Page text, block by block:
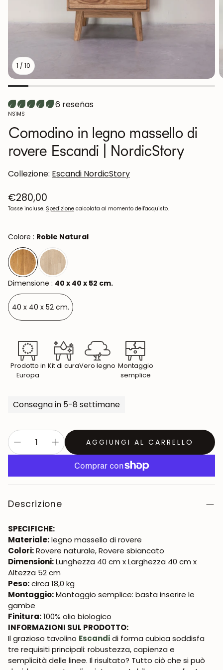
1 / 10
6 reseñas
SKU:
NS1MS
Comodino in legno massello di
rovere Escandi | NordicStory
Collezione: Escandi NordicStory
Prezzo
normale
€280,00
Tasse incluse. Spedizione calcolata al momento dell'acquisto.
Colore : Roble Natural
Dimensione : 40 x 40 x 52 cm.
40 x 40 x 52 cm.
Prodotto in
Europa
Kit di curaVero legno Montaggio
semplice
Consegna in 5-8 settimane
AGGIUNGI AL CARRELLO
Descrizione
SPECIFICHE:
Materiale:legno massello di rovere
Colori:Rovere naturale, Rovere sbiancato
Dimensioni:Lunghezza 40 cm x Larghezza 40 cm x
Altezza 52 cm
Peso:circa 18,0 kg
Montaggio:Montaggio semplice: basta inserire le
gambe
Finitura:100% olio biologico
INFORMAZIONI SUL PRODOTTO:
Il grazioso tavolino Escandidi forma cubica soddisfa
tre requisiti principali: robustezza, capienza e
semplicità delle linee. Il risultato? Tutto ciò che si può